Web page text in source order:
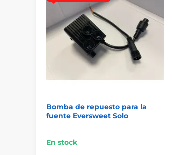
Bomba de repuesto para la
fuente Eversweet Solo
En stock